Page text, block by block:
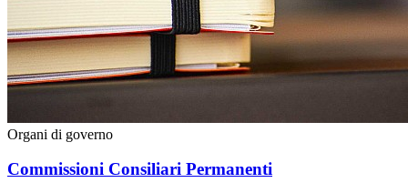
Organi di governo
Commissioni Consiliari Permanenti